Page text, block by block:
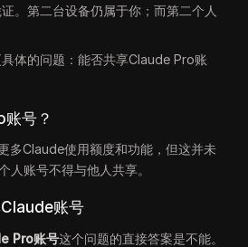
。第二台设备仍属于你；而第二个人
体的问题：能否共享Claude Pro账
号？
多Claude使用额度和功能，但这并未
账号不得与他人共享。
账号
Pro账号这个问题的直接答案是不能。